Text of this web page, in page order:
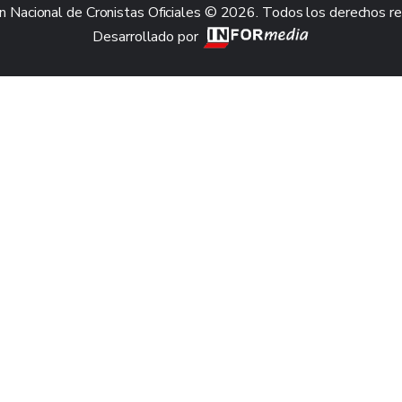
Nacional de Cronistas Oficiales © 2026. Todos los derechos
Desarrollado por